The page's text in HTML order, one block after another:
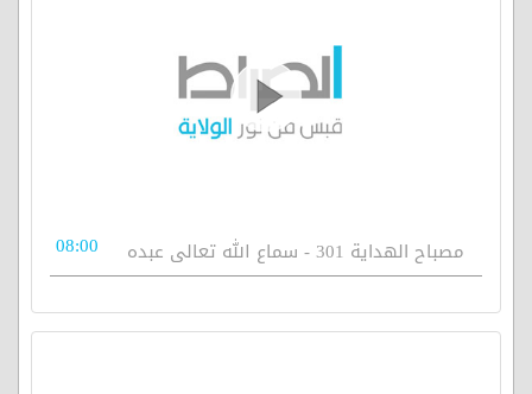
مصباح الهداية 301 - سماع الله تعالى عبده 08:00